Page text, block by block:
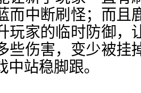
而中断刷怪；而且
玩家的临时防御，
些伤害，变少被挂
中站稳脚跟。